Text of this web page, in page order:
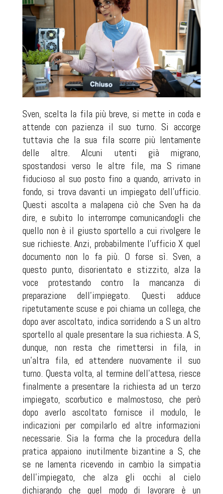
Sven, scelta la fila più breve, si mette in coda e
attende con pazienza il suo turno. Si accorge
tuttavia che la sua fila scorre più lentamente
delle altre. Alcuni utenti già migrano,
spostandosi verso le altre file, ma S rimane
fiducioso al suo posto fino a quando, arrivato in
fondo, si trova davanti un impiegato dell'ufficio.
Questi ascolta a malapena ciò che Sven ha da
dire, e subito lo interrompe comunicandogli che
quello non è il giusto sportello a cui rivolgere le
sue richieste. Anzi, probabilmente l'ufficio X quel
documento non lo fa più. O forse sì. Sven, a
questo punto, disorientato e stizzito, alza la
voce protestando contro la mancanza di
preparazione dell'impiegato. Questi adduce
ripetutamente scuse e poi chiama un collega, che
dopo aver ascoltato, indica sorridendo a S un altro
sportello al quale presentare la sua richiesta. A S,
dunque, non resta che rimettersi in fila, in
un'altra fila, ed attendere nuovamente il suo
turno. Questa volta, al termine dell'attesa, riesce
finalmente a presentare la richiesta ad un terzo
impiegato, scorbutico e malmostoso, che però
dopo averlo ascoltato fornisce il modulo, le
indicazioni per compilarlo ed altre informazioni
necessarie. Sia la forma che la procedura della
pratica appaiono inutilmente bizantine a S, che
se ne lamenta ricevendo in cambio la simpatia
dell'impiegato, che alza gli occhi al cielo
dichiarando che quel modo di lavorare è un